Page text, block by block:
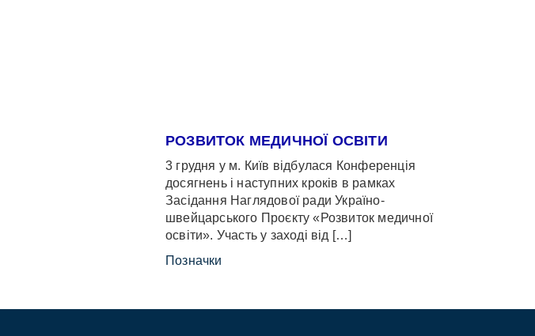
РОЗВИТОК МЕДИЧНОЇ ОСВІТИ
3 грудня у м. Київ відбулася Конференція
досягнень і наступних кроків в рамках
Засідання Наглядової ради Україно-
швейцарського Проєкту «Розвиток медичної
освіти». Участь у заході від […]
Позначки